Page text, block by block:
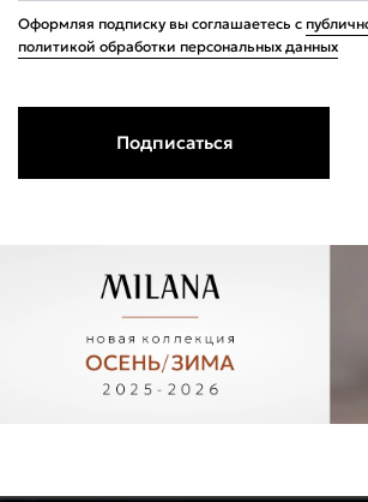
Оформляя подписку вы соглашаетесь с
политикой обработки персональных данных
Подписаться